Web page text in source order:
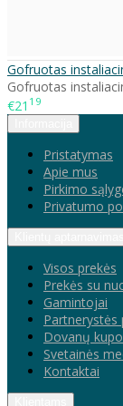
Gofruotas
Gofruotas
€21 19
Pristatymas
Apie mus
Pirkimo
Privatumo
Visos prekės
Prekės su
Gamintojai
Partnerystės
Dovanų
Svetainės
Kontaktai